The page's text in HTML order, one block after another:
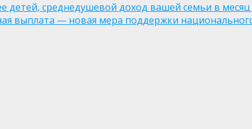
детей, среднедушевой доход вашей семьи в
выплата — новая мера поддержки